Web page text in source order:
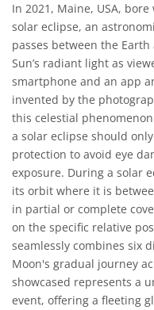
In 2021, Maine, USA,
solar eclipse, an
passes between the
Sun’s radiant light as
smartphone and an app
invented by the
this celestial
a solar eclipse should
protection to avoid eye
exposure. During a solar
its orbit where it is
in partial or complete
on the specific relative
seamlessly combines six
Moon's gradual journey
showcased represents a
event, offering a fleeting